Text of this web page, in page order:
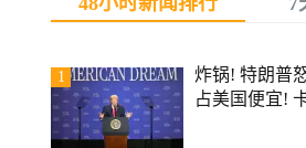
1
炸锅! 特朗普
占美国便宜!